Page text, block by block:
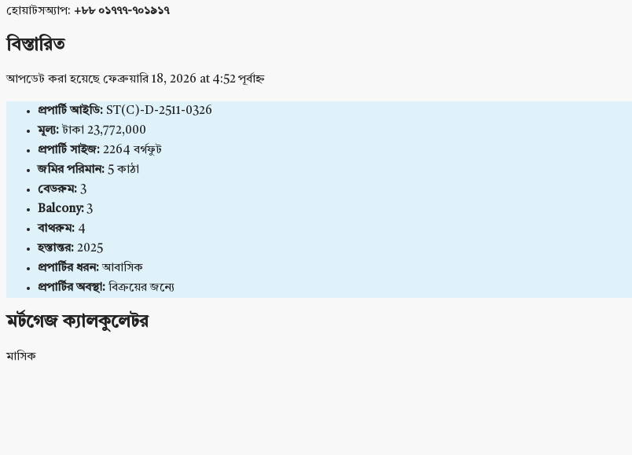
হোয়াটসঅ্যাপ: +৮৮ ০১৭৭৭-৭০১৯১৭
বিস্তারিত
আপডেট করা হয়েছে ফেব্রুয়ারি 18, 2026 at 4:52 পূর্বাহ্ন
প্রপার্টি আইডি: ST(C)-D-2511-0326
মূল্য: টাকা 23,772,000
প্রপার্টি সাইজ: 2264 বর্গফুট
জমির পরিমান: 5 কাঠা
বেডরুম: 3
Balcony: 3
বাথরুম: 4
হস্তান্তর: 2025
প্রপার্টির ধরন: আবাসিক
প্রপার্টির অবস্থা: বিক্রয়ের জন্যে
মর্টগেজ ক্যালকুলেটর
মাসিক